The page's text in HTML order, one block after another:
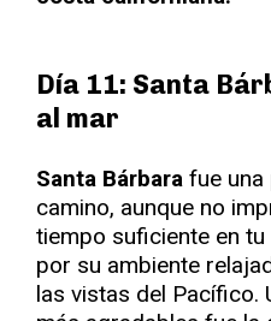
Día 11: Santa
al mar
Santa Bárbara fue una
camino, aunque no
tiempo suficiente en
por su ambiente
las vistas del Pacífico.